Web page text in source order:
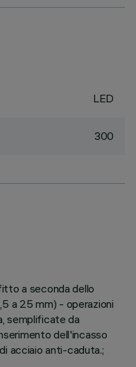
LED
300
a seconda dello
a 25 mm) - operazioni
semplificate da
dell'incasso
acciaio anti-caduta.;